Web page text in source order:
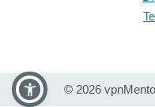
© 2026